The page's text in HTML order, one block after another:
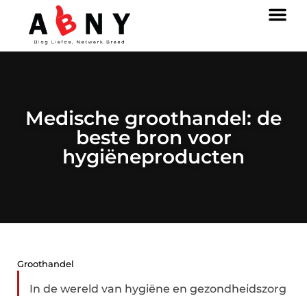
Medische groothandel: de
beste bron voor
hygiëneproducten
Groothandel
In de wereld van hygiëne en gezondheidszorg